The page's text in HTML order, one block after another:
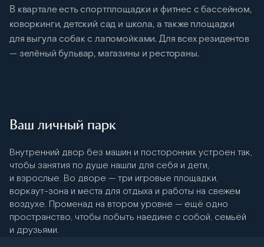
В квартале есть спортплощадки и фитнес с бассейном,
коворкинги, детский сад и школа, а также площадки
для выгула собак с лапомойками. Для всех резидентов
— зелёный бульвар, магазины и рестораны.
Ваш личный парк
Внутренний двор без машин и посторонних устроен так,
чтобы занятия по душе нашли для себя и дети,
и взрослые. Во дворе — три игровые площадки,
воркаут-зона и места для отдыха и работы на свежем
воздухе. Променад на втором уровне — ещё одно
пространство, чтобы побыть наедине с собой, семьёй
и друзьями.